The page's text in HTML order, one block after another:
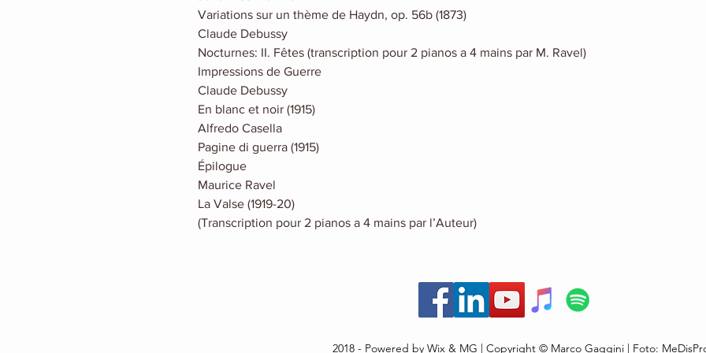
Variations sur un thème de Haydn, op. 56b (1873)
Claude Debussy
Nocturnes: II. Fêtes (transcription pour 2 pianos a 4 mains par M. Ravel)
Impressions de Guerre
Claude Debussy
En blanc et noir (1915)
Alfredo Casella
Pagine di guerra (1915)
Épilogue
Maurice Ravel
La Valse (1919-20)
(Transcription pour 2 pianos a 4 mains par l’Auteur)
2018 - Powered by Wix& MG | Copyright © Marco Gaggini | Foto: